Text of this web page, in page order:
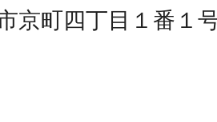
京町四丁目１番１